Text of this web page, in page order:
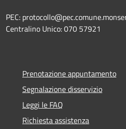
PEC:
Centralino Unico: 070 57921
Prenotazione appuntamento
Segnalazione disservizio
Leggi le FAQ
Richiesta assistenza